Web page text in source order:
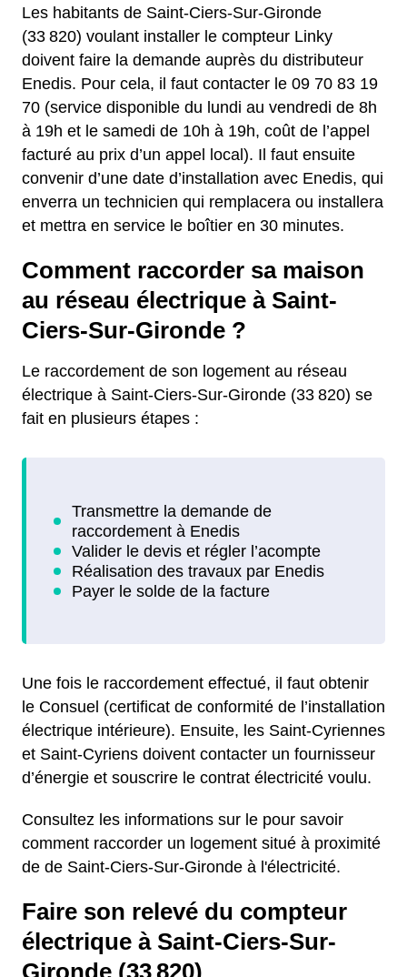
Les habitants de Saint-Ciers-Sur-Gironde
(33 820) voulant installer le compteur Linky
doivent faire la demande auprès du distributeur
Enedis. Pour cela, il faut contacter le 09 70 83 19
70 (service disponible du lundi au vendredi de 8h
à 19h et le samedi de 10h à 19h, coût de l’appel
facturé au prix d’un appel local). Il faut ensuite
convenir d’une date d’installation avec Enedis, qui
enverra un technicien qui remplacera ou installera
et mettra en service le boîtier en 30 minutes.
Comment raccorder sa maison
au réseau électrique à Saint-
Ciers-Sur-Gironde ?
Le raccordement de son logement au réseau
électrique à Saint-Ciers-Sur-Gironde (33 820) se
fait en plusieurs étapes :
Une fois le raccordement effectué, il faut obtenir
le Consuel (certificat de conformité de l’installation
électrique intérieure). Ensuite, les Saint-Cyriennes
et Saint-Cyriens doivent contacter un fournisseur
d’énergie et souscrire le contrat électricité voulu.
Consultez les informations sur le pour savoir
comment raccorder un logement situé à proximité
de de Saint-Ciers-Sur-Gironde à l'électricité.
Faire son relevé du compteur
électrique à Saint-Ciers-Sur-
Gironde (33 820)